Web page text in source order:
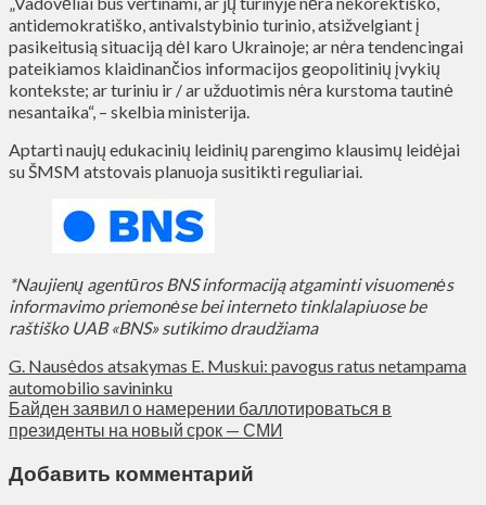
antidemokratiško, antivalstybinio turinio, atsižvelgiant į
pasikeitusią situaciją dėl karo Ukrainoje; ar nėra tendencingai
pateikiamos klaidinančios informacijos geopolitinių įvykių
kontekste; ar turiniu ir / ar užduotimis nėra kurstoma tautinė
nesantaika“, – skelbia ministerija.
Aptarti naujų edukacinių leidinių parengimo klausimų leidėjai
su ŠMSM atstovais planuoja susitikti reguliariai.
*Naujienų agentūros BNS informaciją atgaminti visuomenės
informavimo priemonėse bei interneto tinklalapiuose be
raštiško UAB «BNS» sutikimo draudžiama
G. Nausėdos atsakymas E. Muskui: pavogus ratus netampama
automobilio savininku
Байден заявил о намерении баллотироваться в
президенты на новый срок — СМИ
Добавить комментарий